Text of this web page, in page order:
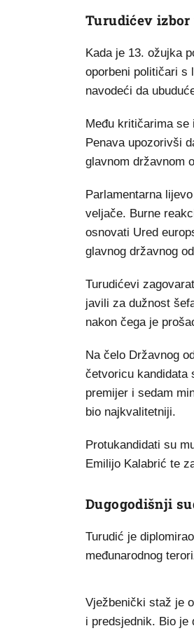
Turudićev
Kada je 13. ožujka
oporbeni političari s
navodeći da
Među kritičarima
Penava upozorivši
glavnom državnom
Parlamentarna
veljače. Burne
osnovati Ured
glavnog državnog
Turudićevi
javili za dužnost
nakon čega je
Na čelo Državnog
četvoricu kandidata
premijer i sedam
bio najkvalitetniji.
Protukandidati su
Emilijo Kalabrić te
Dugogodišnji
Turudić je
međunarodnog
Vježbenički staž je
i predsjednik. Bio je